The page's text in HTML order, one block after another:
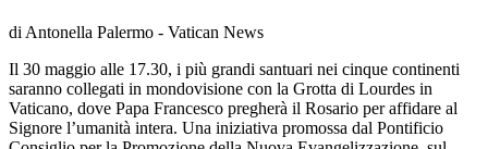
di Antonella Palermo - Vatican News
Il 30 maggio alle 17.30, i più grandi santuari nei cinque continenti
saranno collegati in mondovisione con la Grotta di Lourdes in
Vaticano, dove Papa Francesco pregherà il Rosario per affidare al
Signore l’umanità intera. Una iniziativa promossa dal Pontificio